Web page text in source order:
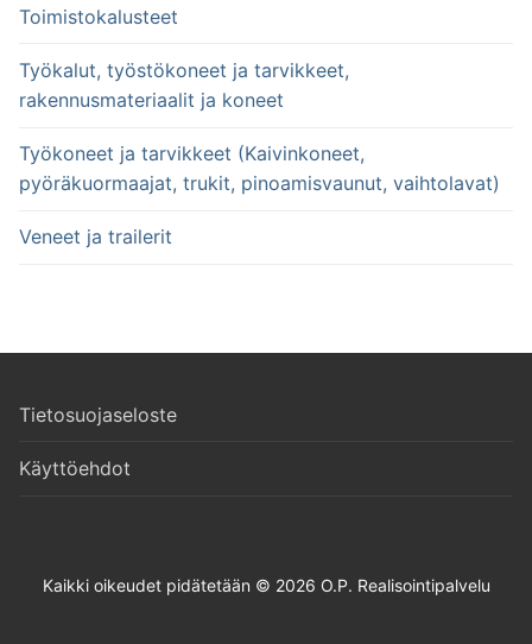
Toimistokalusteet
Työkalut, työstökoneet ja tarvikkeet,
rakennusmateriaalit ja koneet
Työkoneet ja tarvikkeet (Kaivinkoneet,
pyöräkuormaajat, trukit, pinoamisvaunut, vaihtolavat)
Veneet ja trailerit
Tietosuojaseloste
Käyttöehdot
Kaikki oikeudet pidätetään © 2026 O.P. Realisointipalvelu